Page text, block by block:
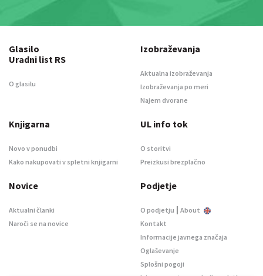
Glasilo
Uradni list RS
O glasilu
Izobraževanja
Aktualna izobraževanja
Izobraževanja po meri
Najem dvorane
Knjigarna
Novo v ponudbi
Kako nakupovati v spletni knjigarni
UL info tok
O storitvi
Preizkusi brezplačno
Novice
Aktualni članki
Naroči se na novice
Podjetje
O podjetju | About
Kontakt
Informacije javnega značaja
Oglaševanje
Splošni pogoji